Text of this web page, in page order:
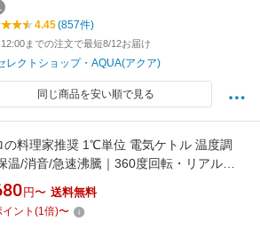
4.45(857件)
までの注文で最短8/12お届け
レクトショップ・AQUA(アクア)
同じ商品を安い順で見る
の料理家推奨 1℃単位 電気ケトル 温度調
温/消音/急速沸騰｜360度回転・リアルタ
温度表示｜細口ノズルで注ぎやすい、70秒
沸騰する｜高視認LEDパネル搭載・ステ
ス製・空焚き防止
円〜 送料無料
イント (1倍)〜